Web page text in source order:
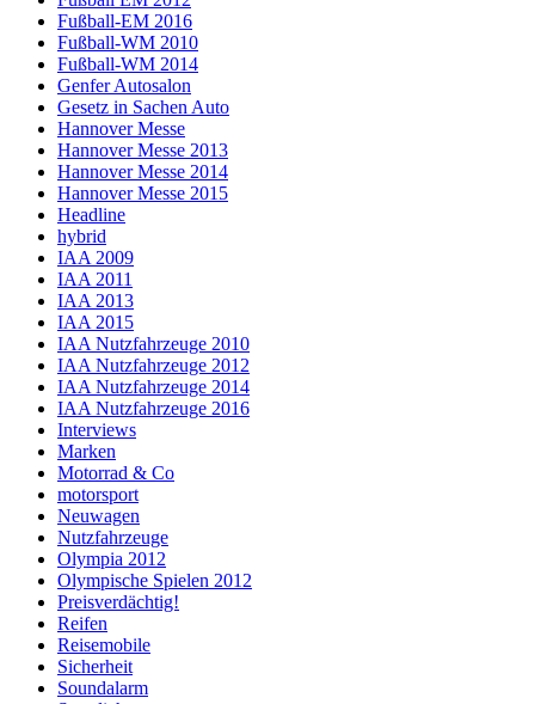
Fußball-EM 2016
Fußball-WM 2010
Fußball-WM 2014
Genfer Autosalon
Gesetz in Sachen Auto
Hannover Messe
Hannover Messe 2013
Hannover Messe 2014
Hannover Messe 2015
Headline
hybrid
IAA 2009
IAA 2011
IAA 2013
IAA 2015
IAA Nutzfahrzeuge 2010
IAA Nutzfahrzeuge 2012
IAA Nutzfahrzeuge 2014
IAA Nutzfahrzeuge 2016
Interviews
Marken
Motorrad & Co
motorsport
Neuwagen
Nutzfahrzeuge
Olympia 2012
Olympische Spielen 2012
Preisverdächtig!
Reifen
Reisemobile
Sicherheit
Soundalarm